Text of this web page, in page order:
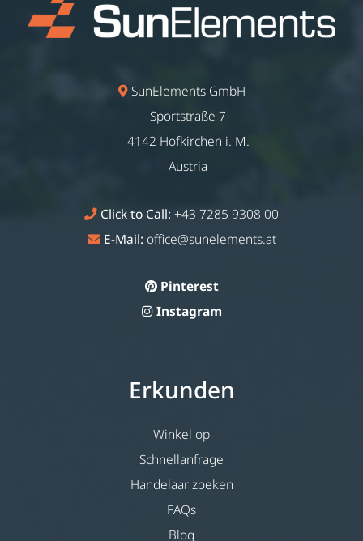
SunElements GmbH
Sportstraße 7
4142 Hofkirchen i. M.
Austria
Click to Call: +43 7285 9308 00
E-Mail: office@sunelements.at
Pinterest
Instagram
Erkunden
Winkel op
Schnellanfrage
Handelaar zoeken
FAQs
Blog